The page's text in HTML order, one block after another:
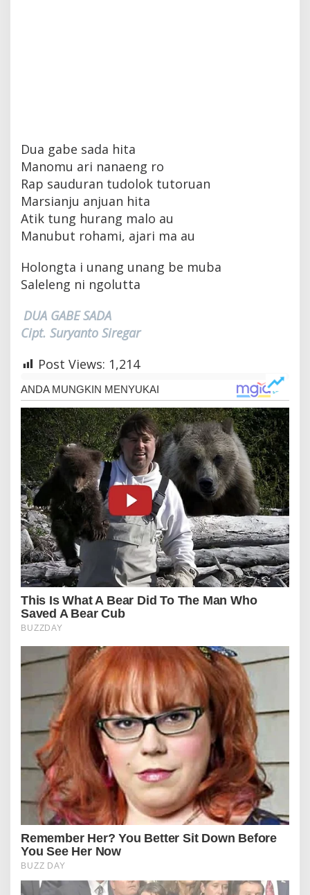
Dua gabe sada hita
Manomu ari nanaeng ro
Rap sauduran tudolok tutoruan
Marsianju anjuan hita
Atik tung hurang malo au
Manubut rohami, ajari ma au
Holongta i unang unang be muba
Saleleng ni ngolutta
DUA GABE SADA
Cipt. Suryanto Siregar
Post Views: 1,214